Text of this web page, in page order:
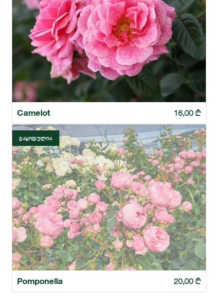
Camelot 16,00 ₾
ᲒᲐᲧᲘᲓᲣᲚᲘᲐ
Pomponella 20,00 ₾